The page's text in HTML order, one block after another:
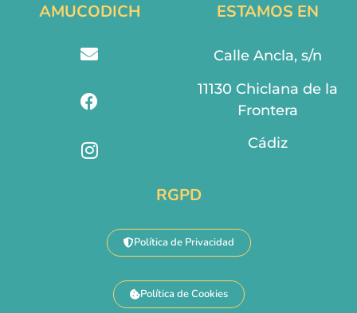
AMUCODICH ESTAMOS EN
Calle Ancla, s/n
11130 Chiclana de la
Frontera
Cádiz
RGPD
Política de Privacidad
Política de Cookies